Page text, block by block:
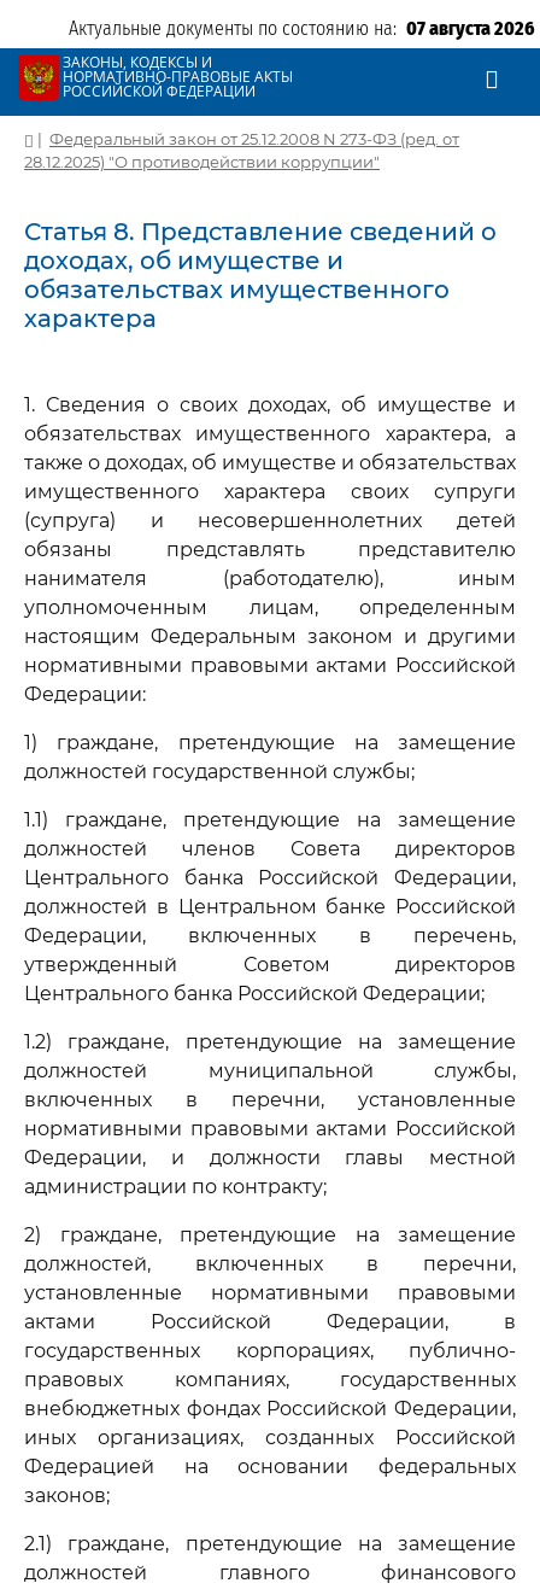
Актуальные документы по состоянию на: 07 августа 2026
ЗАКОНЫ, КОДЕКСЫ И
НОРМАТИВНО-ПРАВОВЫЕ АКТЫ
РОССИЙСКОЙ ФЕДЕРАЦИИ
| Федеральный закон от 25.12.2008 N 273-ФЗ (ред. от
28.12.2025) "О противодействии коррупции"
Статья 8. Представление сведений о
доходах, об имуществе и
обязательствах имущественного
характера
1. Сведения о своих доходах, об имуществе и
обязательствах имущественного характера, а
также о доходах, об имуществе и обязательствах
имущественного характера своих супруги
(супруга) и несовершеннолетних детей
обязаны представлять представителю
нанимателя (работодателю), иным
уполномоченным лицам, определенным
настоящим Федеральным законом и другими
нормативными правовыми актами Российской
Федерации:
1) граждане, претендующие на замещение
должностей государственной службы;
1.1) граждане, претендующие на замещение
должностей членов Совета директоров
Центрального банка Российской Федерации,
должностей в Центральном банке Российской
Федерации, включенных в перечень,
утвержденный Советом директоров
Центрального банка Российской Федерации;
1.2) граждане, претендующие на замещение
должностей муниципальной службы,
включенных в перечни, установленные
нормативными правовыми актами Российской
Федерации, и должности главы местной
администрации по контракту;
2) граждане, претендующие на замещение
должностей, включенных в перечни,
установленные нормативными правовыми
актами Российской Федерации, в
государственных корпорациях, публично-
правовых компаниях, государственных
внебюджетных фондах Российской Федерации,
иных организациях, созданных Российской
Федерацией на основании федеральных
законов;
2.1) граждане, претендующие на замещение
должностей главного финансового